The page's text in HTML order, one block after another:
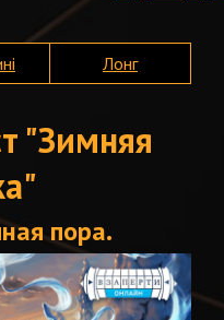
Лонг
"Зимняя
пора.